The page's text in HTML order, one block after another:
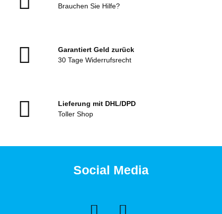
Brauchen Sie Hilfe?
Garantiert Geld zurück
30 Tage Widerrufsrecht
Lieferung mit DHL/DPD
Toller Shop
Social Media